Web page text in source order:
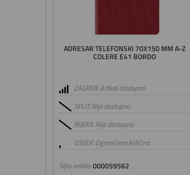
ADRESAR TELEFONSKI 70X150 MM A-Z
COLERE E41 BORDO
Šifra artikla:000059562
ZAGREB: Artikal dostupan
SPLIT: Nije dostupno
RIJEKA: Nije dostupno
OSIJEK: Ograničena količina